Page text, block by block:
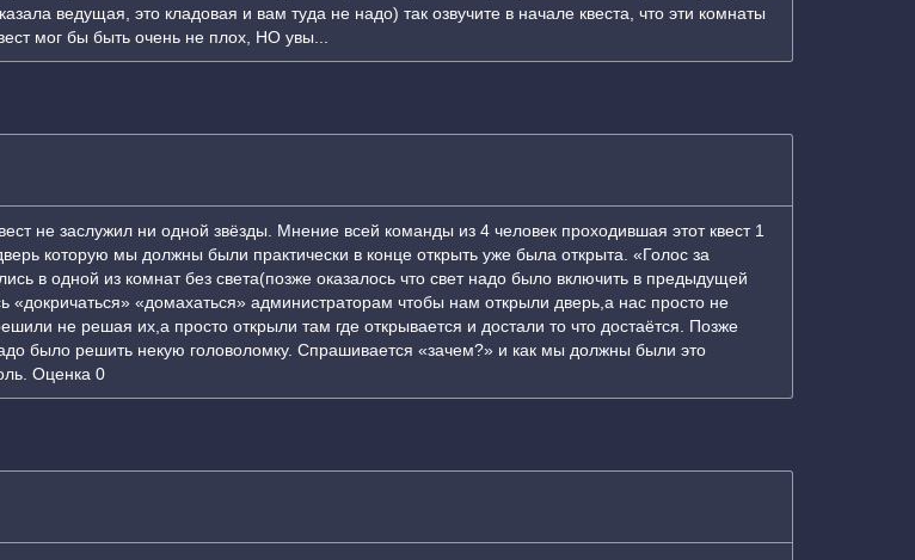
ведущая, это кладовая и вам туда не надо) так озвучите в начале квеста, что эти комнаты
мог бы быть очень не плох, НО увы...
не заслужил ни одной звёзды. Мнение всей команды из 4 человек проходившая этот квест 1
которую мы должны были практически в конце открыть уже была открыта. «Голос за
в одной из комнат без света(позже оказалось что свет надо было включить в предыдущей
«домахаться» администраторам чтобы нам открыли дверь,а нас просто не
не решая их,а просто открыли там где открывается и достали то что достаётся. Позже
было решить некую головоломку. Спрашивается «зачем?» и как мы должны были это
Оценка 0